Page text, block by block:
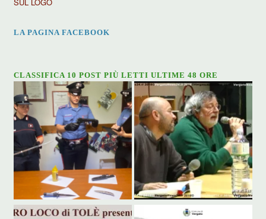
SUL LOGO
LA PAGINA FACEBOOK
CLASSIFICA 10 POST PIÙ LETTI ULTIME 48 ORE